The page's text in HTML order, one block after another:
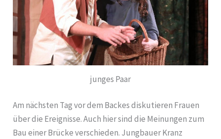
junges Paar
Am nächsten Tag vor dem Backes diskutieren Frauen
über die Ereignisse. Auch hier sind die Meinungen zum
Bau einer Brücke verschieden. Jungbauer Kranz